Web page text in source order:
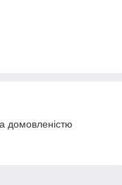
домовленістю